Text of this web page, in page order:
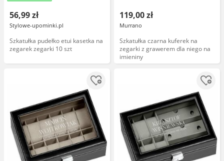
56,99 zł
Stylowe-upominki.pl
Szkatułka pudełko etui kasetka na
zegarek zegarki 10 szt
119,00 zł
Murrano
Szkatułka czarna kuferek na
zegarki z grawerem dla niego na
imieniny